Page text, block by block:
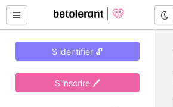
S'identifier 🔓
S'inscrire 🖊